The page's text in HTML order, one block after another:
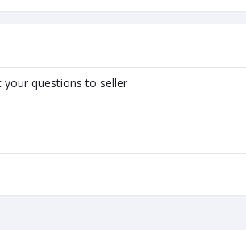
questions to seller